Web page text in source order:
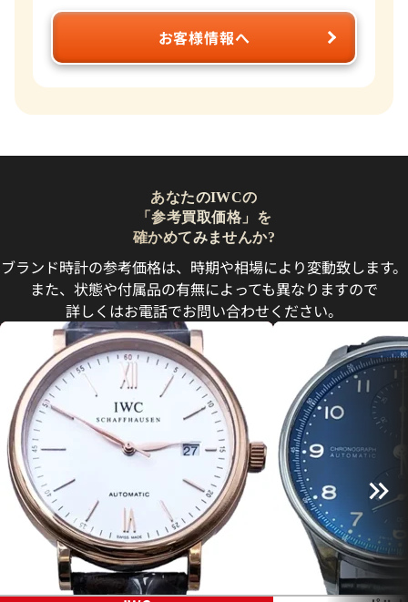
お客様情報へ
あなたのIWCの
「参考買取価格」を
確かめてみませんか?
ブランド時計の参考価格は、時期や相場により変動致します。
また、状態や付属品の有無によっても異なりますので
詳しくはお電話でお問い合わせください。